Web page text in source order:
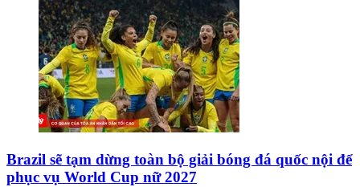
Brazil sẽ tạm dừng toàn bộ giải bóng đá quốc nội để
phục vụ World Cup nữ 2027